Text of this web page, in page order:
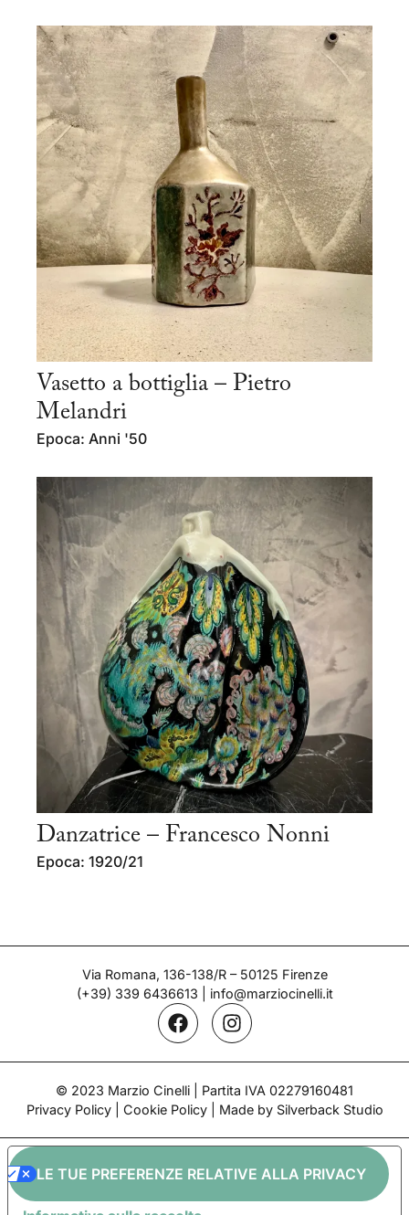
Vasetto a bottiglia – Pietro
Melandri
Epoca: Anni '50
Danzatrice – Francesco Nonni
Epoca: 1920/21
Via Romana, 136-138/R – 50125 Firenze
(+39) 339 6436613
info@marziocinelli.it
© 2023 Marzio Cinelli | Partita IVA 02279160481
Privacy Policy| Cookie Policy| Made by Silverback Studio
LE TUE PREFERENZE RELATIVE ALLA PRIVACY